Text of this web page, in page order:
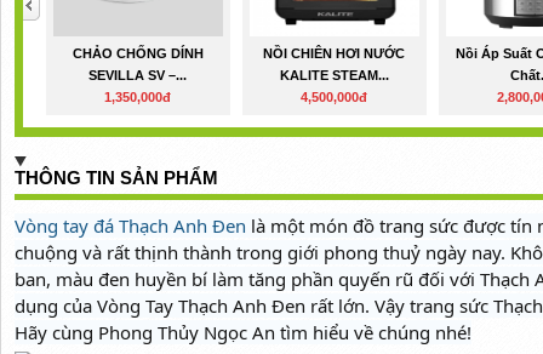
CHẢO CHỐNG DÍNH
SEVILLA SV –...
1,350,000đ
NỒI CHIÊN HƠI NƯỚC
KALITE STEAM...
4,500,000đ
Nồi Áp Suất
THÔNG TIN SẢN PHẨM
Vòng tay đá Thạch Anh Đen là một món đồ trang sức được tín
chuộng và rất thịnh thành trong giới phong thuỷ ngày nay.
ban, màu đen huyền bí làm tăng phần quyến rũ đối với Thạch
dụng của Vòng Tay Thạch Anh Đen rất lớn. Vậy trang sức
Hãy cùng Phong Thủy Ngọc An tìm hiểu về chúng nhé!